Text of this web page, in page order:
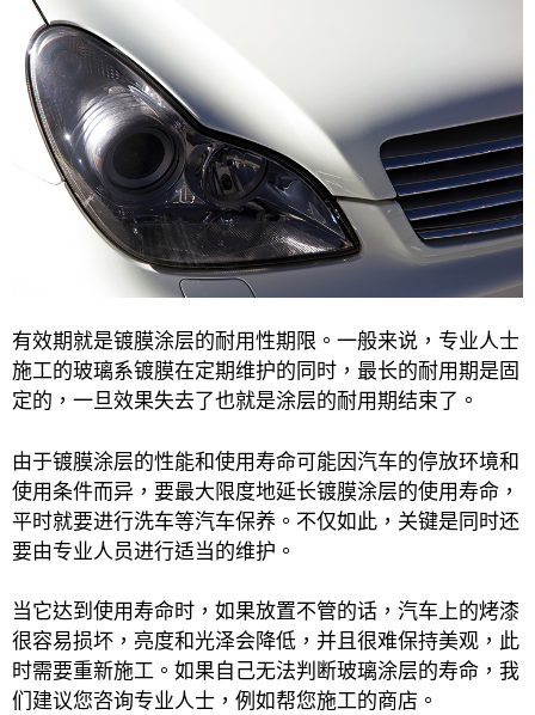
有效期就是镀膜涂层的耐用性期限。一般来说，专业人士
施工的玻璃系镀膜在定期维护的同时，最长的耐用期是固
定的，一旦效果失去了也就是涂层的耐用期结束了。
由于镀膜涂层的性能和使用寿命可能因汽车的停放环境和
使用条件而异，要最大限度地延长镀膜涂层的使用寿命，
平时就要进行洗车等汽车保养。不仅如此，关键是同时还
要由专业人员进行适当的维护。
当它达到使用寿命时，如果放置不管的话，汽车上的烤漆
很容易损坏，亮度和光泽会降低，并且很难保持美观，此
时需要重新施工。如果自己无法判断玻璃涂层的寿命，我
们建议您咨询专业人士，例如帮您施工的商店。